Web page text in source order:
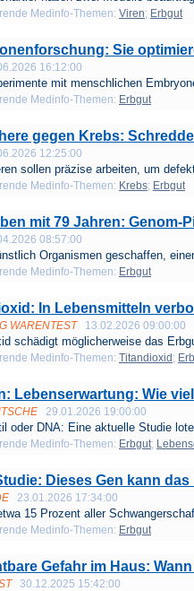
Medinfo-Themen: Viren; Erbgut
Sie
16:12:00
mit menschlichen
Medinfo-Themen: Erbgut
gegen Krebs:
12:25:00
sollen präzise arbeiten, um
Medinfo-Themen: Krebs; Erbgut
mit 79 Jahren: Genom-
08:57:00
Organismen geschaffen,
Medinfo-Themen: Erbgut
In Lebensmitteln
WARENTEST 13.02.2026 09:00:00
schädigt möglicher­weise das
Medinfo-Themen: Titandioxid ;
Lebenserwartung: Wie
29.01.2026 19:00:00
oder DNA: Eine aktuelle Studie
Medinfo-Themen: Erbgut;
Dieses Gen kann
23.01.2026 17:34:00
15 Prozent aller
Medinfo-Themen: Erbgut
Gefahr im Haus:
30.12.2025 15:42:00